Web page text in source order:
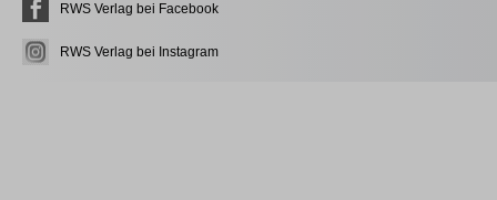
RWS Verlag bei Facebook
RWS Verlag bei Instagram